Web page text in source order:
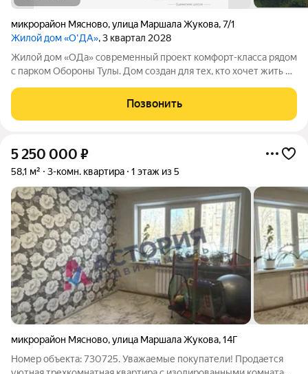
микрорайон Мясново,улица Маршала Жукова,7/1
Жилой дом «О'ДА», 3 квартал 2028
Жилой дом «ОДа» современный проект комфорт-класса рядом
с парком Обороны Тулы. Дом создан для тех, кто хочет жить в
преимущество Дом
Позвонить
5 250 000 ₽
58,1 м² 3-комн. квартира 1 этаж из 5
микрорайон Мясново,улица Маршала Жукова,14Г
Номер объекта: 730725. Уважаемые покупатели! Продается